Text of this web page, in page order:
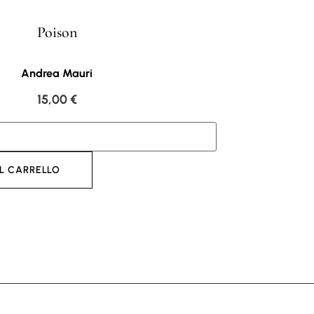
Poison
Andrea Mauri
15,00€
CARRELLO